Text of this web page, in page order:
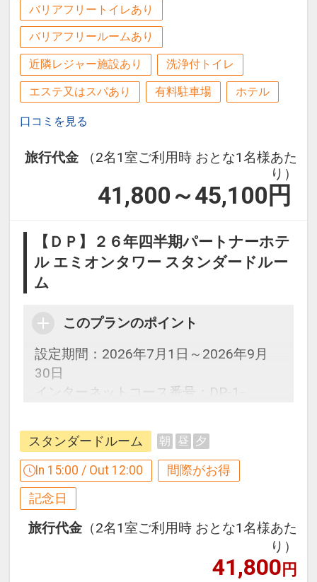
200000044058
バリアフリートイレあり
バリアフリールームあり
近隣レジャー施設あり 洗浄付トイレ
エステ又はスパあり 有料駐車場 ホテル
口コミを見る
旅行代金
（2名1室ご利用時 おとな1名様あた
り）
41,800～45,100 円
【ＤＰ】２６年四半期パートナーホテ
ル エミオンタワー スタンダードルー
ム
このプランのポイント
設定期間：2026年7月1日～2026年9月
30日
インターネットコース番号：DP-1-
スタンダードルーム 朝 昼 夕
In 15:00 / Out 12:00
間際がお得
記念日
旅行代金 （2名1室ご利用時 おとな1名様あた
り）
41,800円